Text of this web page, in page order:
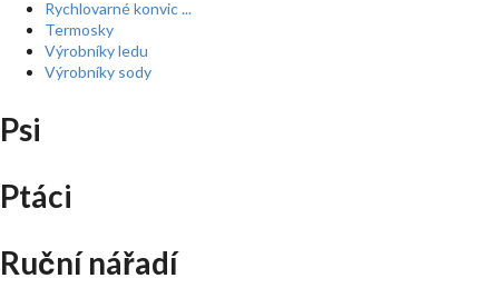
Rychlovarné konvic ...
Termosky
Výrobníky ledu
Výrobníky sody
Psi
Ptáci
Ruční nářadí